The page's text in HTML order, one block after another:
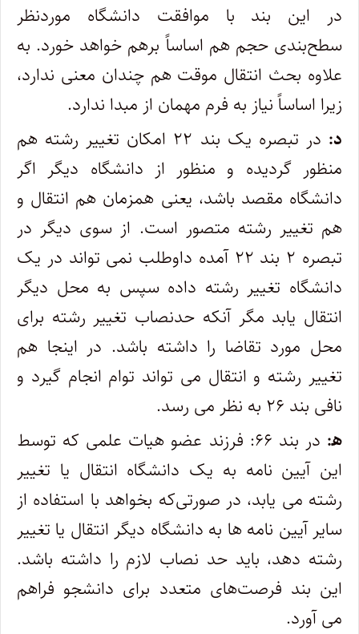
در این بند با موافقت دانشگاه موردنظر
سطح‌بندی حجم هم اساساً برهم خواهد خورد. به
علاوه بحث انتقال موقت هم چندان معنی ندارد،
زیرا اساساً نیاز به فرم مهمان از مبدا ندارد.
د:
در تبصره یک بند ۲۲ امکان تغییر رشته هم
منظور گردیده و منظور از دانشگاه دیگر اگر
دانشگاه مقصد باشد، یعنی همزمان هم انتقال و
هم تغییر رشته متصور است. از سوی دیگر در
تبصره ۲ بند ۲۲ آمده داوطلب نمی ‎تواند در یک
دانشگاه تغییر رشته داده سپس به محل دیگر
انتقال یابد مگر آنکه حدنصاب تغییر رشته برای
محل مورد تقاضا را داشته باشد. در اینجا هم
تغییر رشته و انتقال می ‎تواند توام انجام گیرد و
نافی بند ۲۶ به نظر می ‎رسد.
ه‍:
در بند ۶۶: فرزند عضو هیات علمی که توسط
این آیین نامه به یک دانشگاه انتقال یا تغییر
رشته می یابد، در صورتی‌که بخواهد با استفاده از
سایر آیین نامه ها به دانشگاه دیگر انتقال یا تغییر
رشته دهد، باید حد نصاب لازم را داشته باشد.
این بند فرصت‌های متعدد برای دانشجو فراهم
می آورد.